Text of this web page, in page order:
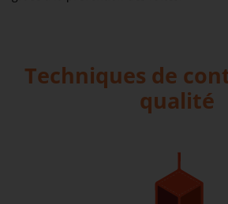
Techniques de
qualité